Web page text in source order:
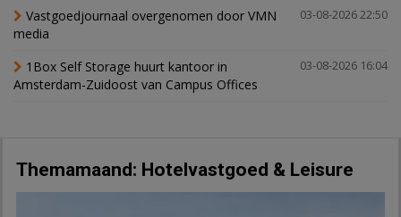
03-08-2026 22:50
Vastgoedjournaal overgenomen door VMN
media
03-08-2026 16:04
1Box Self Storage huurt kantoor in
Amsterdam-Zuidoost van Campus Offices
Themamaand: Hotelvastgoed & Leisure